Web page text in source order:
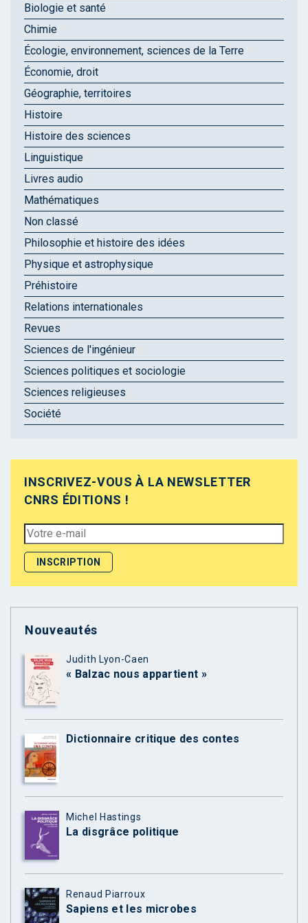
Biologie et santé
Chimie
Écologie, environnement, sciences de la Terre
Économie, droit
Géographie, territoires
Histoire
Histoire des sciences
Linguistique
Livres audio
Mathématiques
Non classé
Philosophie et histoire des idées
Physique et astrophysique
Préhistoire
Relations internationales
Revues
Sciences de l'ingénieur
Sciences politiques et sociologie
Sciences religieuses
Société
INSCRIVEZ-VOUS À LA NEWSLETTER
CNRS ÉDITIONS !
Nouveautés
Judith Lyon-Caen
« Balzac nous appartient »
Dictionnaire critique des contes
Michel Hastings
La disgrâce politique
Renaud Piarroux
Sapiens et les microbes